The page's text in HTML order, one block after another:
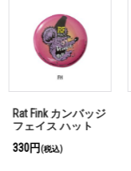
Rat Fink カンバッジ
フェイス ハット
330円(税込)